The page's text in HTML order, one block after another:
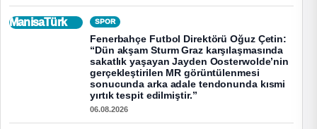
ManisaTürk SPOR
Fenerbahçe Futbol Direktörü Oğuz Çetin:
“Dün akşam Sturm Graz karşılaşmasında
sakatlık yaşayan Jayden Oosterwolde’nin
gerçekleştirilen MR görüntülenmesi
sonucunda arka adale tendonunda kısmi
yırtık tespit edilmiştir.”
06.08.2026